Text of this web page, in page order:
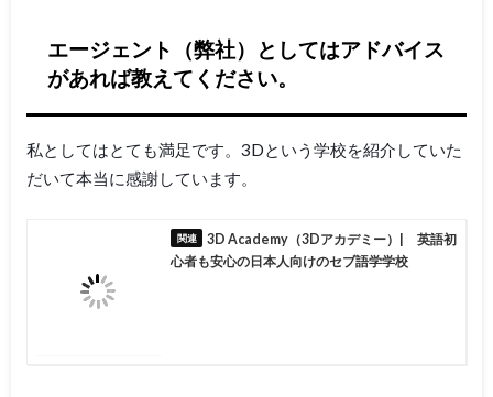
エージェント（弊社）としてはアドバイス
があれば教えてください。
私としてはとても満足です。3Dという学校を紹介していた
だいて本当に感謝しています。
3D Academy（3Dアカデミー）| 英語初
心者も安心の日本人向けのセブ語学学校